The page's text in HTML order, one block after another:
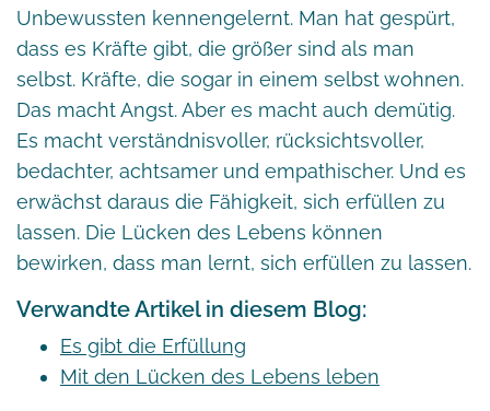
Unbewussten kennengelernt. Man hat gespürt,
dass es Kräfte gibt, die größer sind als man
selbst. Kräfte, die sogar in einem selbst wohnen.
Das macht Angst. Aber es macht auch demütig.
Es macht verständnisvoller, rücksichtsvoller,
bedachter, achtsamer und empathischer. Und es
erwächst daraus die Fähigkeit, sich erfüllen zu
lassen. Die Lücken des Lebens können
bewirken, dass man lernt, sich erfüllen zu lassen.
Verwandte Artikel in diesem Blog:
Es gibt die Erfüllung
Mit den Lücken des Lebens leben